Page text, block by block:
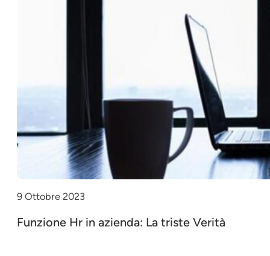
9 Ottobre 2023
Funzione Hr in azienda: La triste Verità